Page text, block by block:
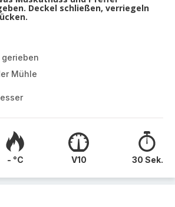
Deckel schließen, verriegeln
Mühle
- °C V10 30 Sek.